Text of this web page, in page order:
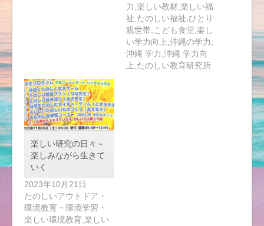
力,楽しい教材,楽しい福
祉,たのしい福祉,ひとり
親世帯,こども食堂,楽し
い学力向上,沖縄の学力,
沖縄 学力,沖縄 学力向
上,たのしい教育研究所
楽しい研究の日々－
楽しみながら生きて
いく
2023年10月21日
たのしいアウトドア・
環境教育・環境学習・
楽しい環境教育,楽しい